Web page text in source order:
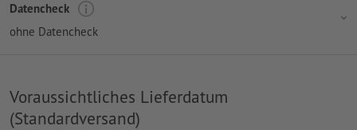
Datencheck
ohne Datencheck
Voraussichtliches Lieferdatum
(Standardversand)